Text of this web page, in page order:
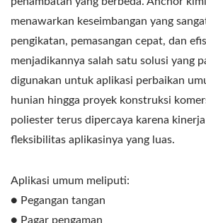
menawarkan keseimbangan yang
pengikatan, pemasangan cepat, dan
menjadikannya salah satu solusi yang
digunakan untuk aplikasi perbaikan
hunian hingga proyek konstruksi
poliester terus dipercaya karena
fleksibilitas aplikasinya yang luas.
Aplikasi umum meliputi:
● Pegangan tangan
● Pagar pengaman